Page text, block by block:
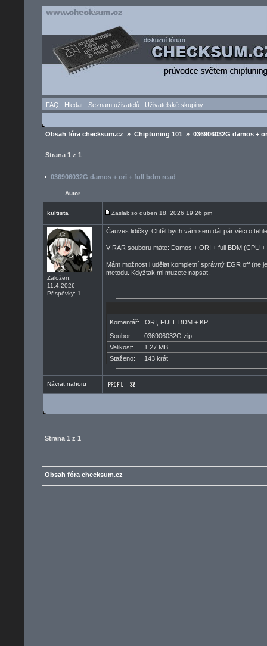
FAQ Hledat Seznam uživatelů Uživatelské skupiny
Obsah fóra checksum.cz » Chiptuning 101 » 036906032G damos +
Strana 1 z 1
036906032G damos + ori + full bdm read
Autor
kultista Zaslal: so duben 18, 2026 19:26 pm
Založen:
11.4.2026
Příspěvky: 1
Čauves lidičky. Chtěl bych vám sem dát pár věci o
V RAR souboru máte: Damos + ORI + full BDM (CPU
Mám možnost i udělat kompletní správný EGR off (ne
metodu. Kdyžtak mi muzete napsat.
Komentář:
ORI, FULL BDM + KP
Soubor:
036906032G.zip
Velikost:
1.27 MB
Staženo:
143 krát
Návrat nahoru
Strana 1 z 1
Obsah fóra checksum.cz